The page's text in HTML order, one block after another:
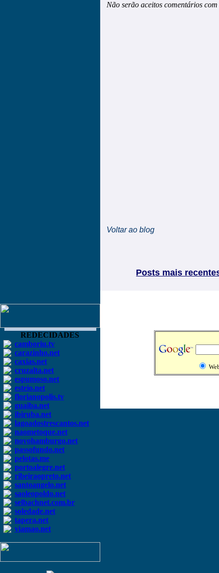
REDECIDADES
camboriu.tv
carazinho.net
caxias.net
cruzalta.net
espumoso.net
esteio.net
florianopolis.tv
guaiba.net
ibiruba.net
lagoadostrescantos.net
naometoque.net
novohamburgo.net
passofundo.net
pelotas.me
portoalegre.net
ribeiraopreto.net
santoangelo.net
saoleopoldo.net
selbachnet.com.br
soledade.net
tapera.net
viamao.net
Não serão aceitos comentários
Voltar ao blog
Posts mais